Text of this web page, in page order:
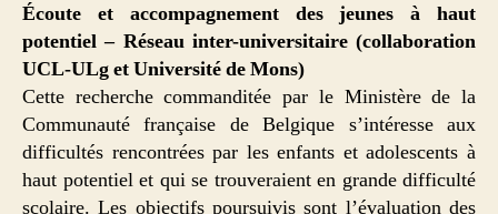
Écoute et accompagnement des jeunes à haut
potentiel – Réseau inter-universitaire (collaboration
UCL-ULg et Université de Mons)
Cette recherche commanditée par le Ministère de la
Communauté française de Belgique s’intéresse aux
difficultés rencontrées par les enfants et adolescents à
haut potentiel et qui se trouveraient en grande difficulté
scolaire. Les objectifs poursuivis sont l’évaluation des